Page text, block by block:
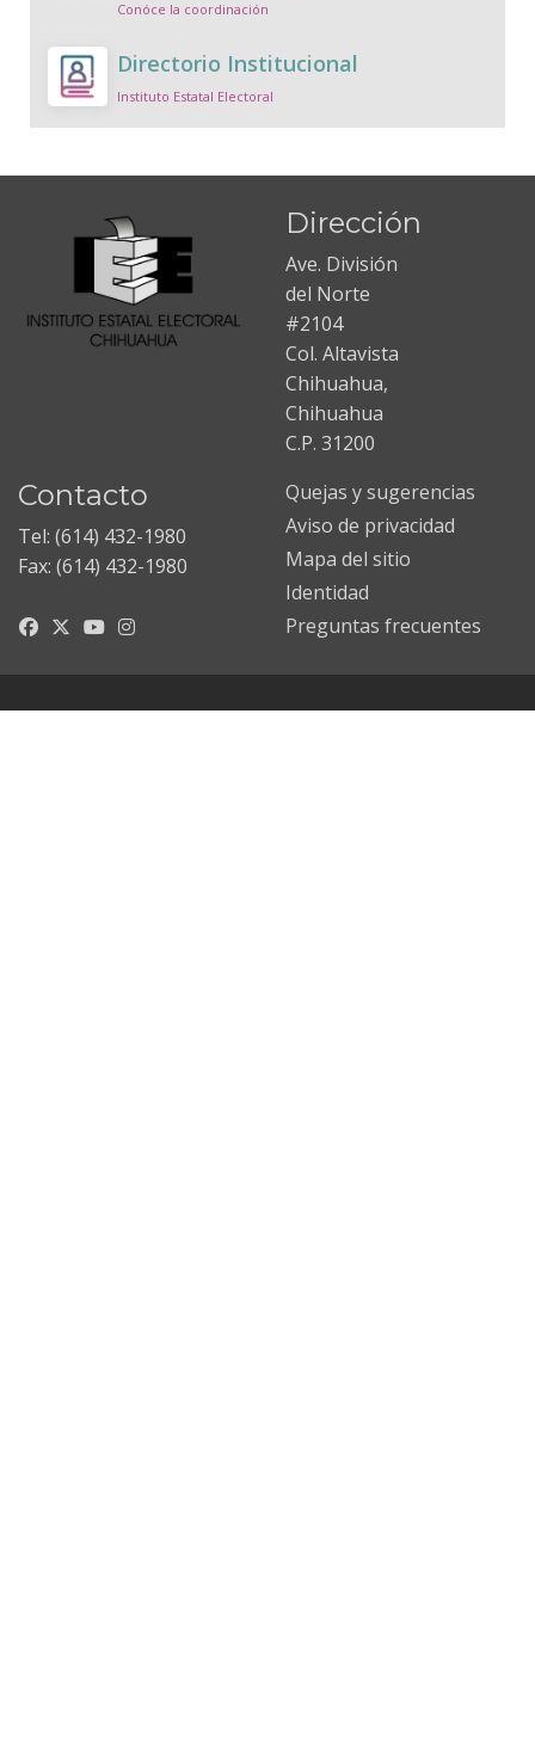
Conóce la coordinación
Directorio Institucional
Instituto Estatal Electoral
Dirección
Ave. División
del Norte
#2104
Col. Altavista
Chihuahua,
Chihuahua
C.P. 31200
Contacto
Tel: (614) 432-1980
Fax: (614) 432-1980
Quejas y sugerencias
Aviso de privacidad
Mapa del sitio
Identidad
Preguntas frecuentes